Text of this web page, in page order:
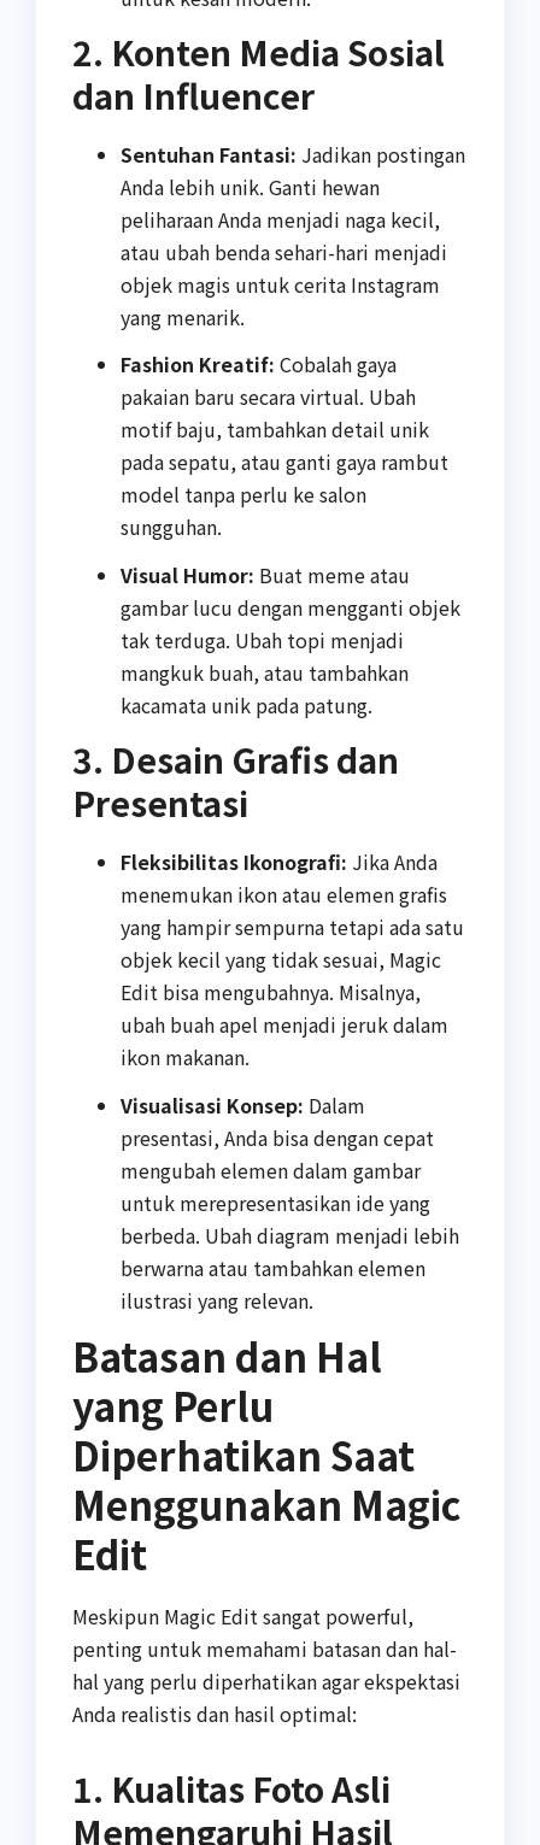
2. Konten Media Sosial
dan Influencer
Sentuhan Fantasi: Jadikan postingan
Anda lebih unik. Ganti hewan
peliharaan Anda menjadi naga kecil,
atau ubah benda sehari-hari menjadi
objek magis untuk cerita Instagram
yang menarik.
Fashion Kreatif: Cobalah gaya
pakaian baru secara virtual. Ubah
motif baju, tambahkan detail unik
pada sepatu, atau ganti gaya rambut
model tanpa perlu ke salon
sungguhan.
Visual Humor: Buat meme atau
gambar lucu dengan mengganti objek
tak terduga. Ubah topi menjadi
mangkuk buah, atau tambahkan
kacamata unik pada patung.
3. Desain Grafis dan
Presentasi
Fleksibilitas Ikonografi: Jika Anda
menemukan ikon atau elemen grafis
yang hampir sempurna tetapi ada satu
objek kecil yang tidak sesuai, Magic
Edit bisa mengubahnya. Misalnya,
ubah buah apel menjadi jeruk dalam
ikon makanan.
Visualisasi Konsep: Dalam
presentasi, Anda bisa dengan cepat
mengubah elemen dalam gambar
untuk merepresentasikan ide yang
berbeda. Ubah diagram menjadi lebih
berwarna atau tambahkan elemen
ilustrasi yang relevan.
Batasan dan Hal
yang Perlu
Diperhatikan Saat
Menggunakan Magic
Edit
Meskipun Magic Edit sangat powerful,
penting untuk memahami batasan dan hal-
hal yang perlu diperhatikan agar ekspektasi
Anda realistis dan hasil optimal:
1. Kualitas Foto Asli
Memengaruhi Hasil